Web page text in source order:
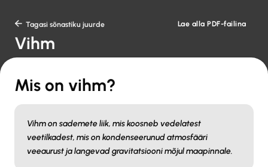
 Tagasi sõnastiku juurde Lae alla PDF-failina
Vihm
Mis on vihm?
Vihm on sademete liik, mis koosneb vedelatest
veetilkadest, mis on kondenseerunud atmosfääri
veeaurust ja langevad gravitatsiooni mõjul maapinnale.